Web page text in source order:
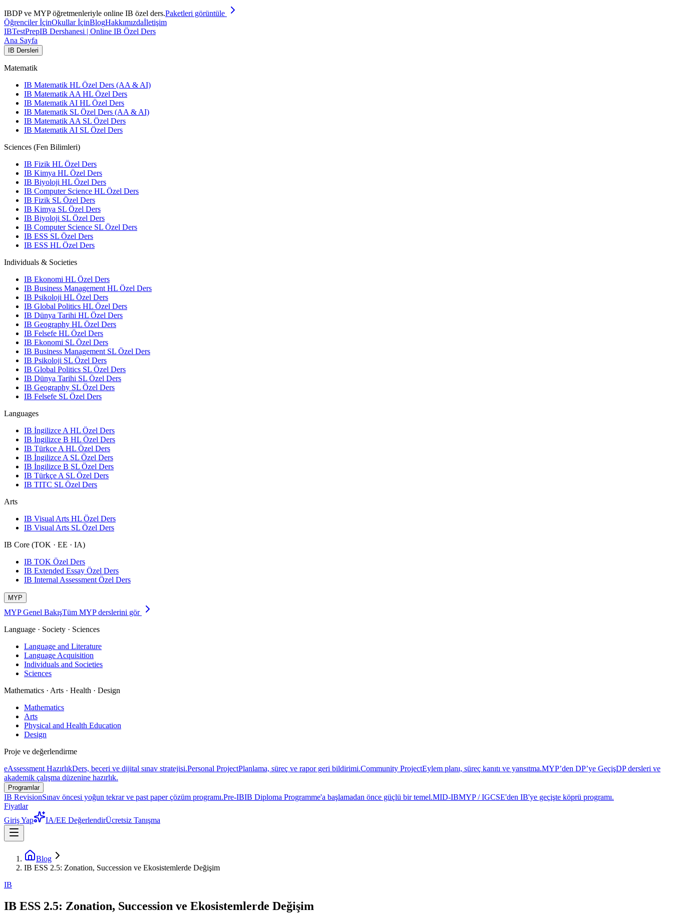
IBDP ve MYP öğretmenleriyle online IB özel ders.Paketleri görüntüle
Öğrenciler İçinOkullar İçinBlogHakkımızdaİletişim
IBTestPrepIB Dershanesi | Online IB Özel Ders
Ana Sayfa
IB Dersleri
Matematik
IB Matematik HL Özel Ders (AA & AI)
IB Matematik AA HL Özel Ders
IB Matematik AI HL Özel Ders
IB Matematik SL Özel Ders (AA & AI)
IB Matematik AA SL Özel Ders
IB Matematik AI SL Özel Ders
Sciences (Fen Bilimleri)
IB Fizik HL Özel Ders
IB Kimya HL Özel Ders
IB Biyoloji HL Özel Ders
IB Computer Science HL Özel Ders
IB Fizik SL Özel Ders
IB Kimya SL Özel Ders
IB Biyoloji SL Özel Ders
IB Computer Science SL Özel Ders
IB ESS SL Özel Ders
IB ESS HL Özel Ders
Individuals & Societies
IB Ekonomi HL Özel Ders
IB Business Management HL Özel Ders
IB Psikoloji HL Özel Ders
IB Global Politics HL Özel Ders
IB Dünya Tarihi HL Özel Ders
IB Geography HL Özel Ders
IB Felsefe HL Özel Ders
IB Ekonomi SL Özel Ders
IB Business Management SL Özel Ders
IB Psikoloji SL Özel Ders
IB Global Politics SL Özel Ders
IB Dünya Tarihi SL Özel Ders
IB Geography SL Özel Ders
IB Felsefe SL Özel Ders
Languages
IB İngilizce A HL Özel Ders
IB İngilizce B HL Özel Ders
IB Türkçe A HL Özel Ders
IB İngilizce A SL Özel Ders
IB İngilizce B SL Özel Ders
IB Türkçe A SL Özel Ders
IB TITC SL Özel Ders
Arts
IB Visual Arts HL Özel Ders
IB Visual Arts SL Özel Ders
IB Core (TOK · EE · IA)
IB TOK Özel Ders
IB Extended Essay Özel Ders
IB Internal Assessment Özel Ders
MYP
MYP Genel BakışTüm MYP derslerini gör
Language · Society · Sciences
Language and Literature
Language Acquisition
Individuals and Societies
Sciences
Mathematics · Arts · Health · Design
Mathematics
Arts
Physical and Health Education
Design
Proje ve değerlendirme
eAssessment HazırlıkDers, beceri ve dijital sınav stratejisi.Personal ProjectPlanlama, süreç ve rapor geri bildirimi.Community ProjectEylem planı, süreç kanıtı ve yansıtma.MYP’den DP’ye GeçişDP dersleri ve
akademik çalışma düzenine hazırlık.
Programlar
IB RevisionSınav öncesi yoğun tekrar ve past paper çözüm programı.Pre-IBIB Diploma Programme'a başlamadan önce güçlü bir temel.MID-IBMYP / IGCSE'den IB'ye geçişte köprü programı.
Fiyatlar
Giriş Yap
IA/EE DeğerlendirÜcretsiz Tanışma
Blog
IB ESS 2.5: Zonation, Succession ve Ekosistemlerde Değişim
IB
IB ESS 2.5: Zonation, Succession ve Ekosistemlerde Değişim